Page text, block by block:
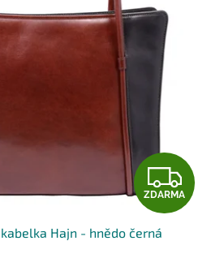
Z
D
ZDARMA
Hajn - hnědo černá